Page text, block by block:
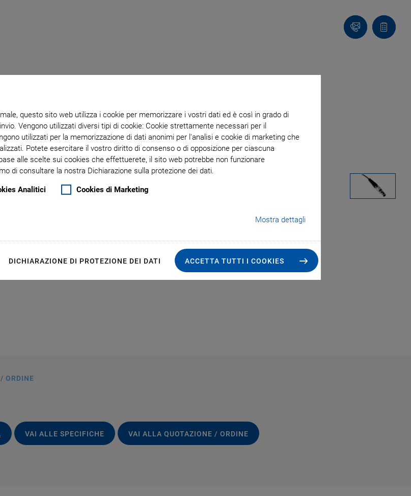
questo sito web utilizza i cookie per memorizzare i vostri dati ed è così in grado di
Vengono utilizzati diversi tipi di cookie: Cookie strettamente necessari per il
utilizzati per la memorizzazione di dati anonimi per l'analisi e cookie di marketing che
Potete esercitare il vostro diritto di consenso o di opposizione per ciascuna
alle scelte sui cookies che effettuerete, il sito web potrebbe non funzionare
di consultare la nostra Dichiarazione sulla protezione dei dati.
Analitici Cookies di Marketing
Mostra dettagli
DICHIARAZIONE DI PROTEZIONE DEI DATI ACCETTA TUTTI I COOKIES
ContattoCarrello
ORDINE
VAI ALLE SPECIFICHE VAI ALLA QUOTAZIONE / ORDINE